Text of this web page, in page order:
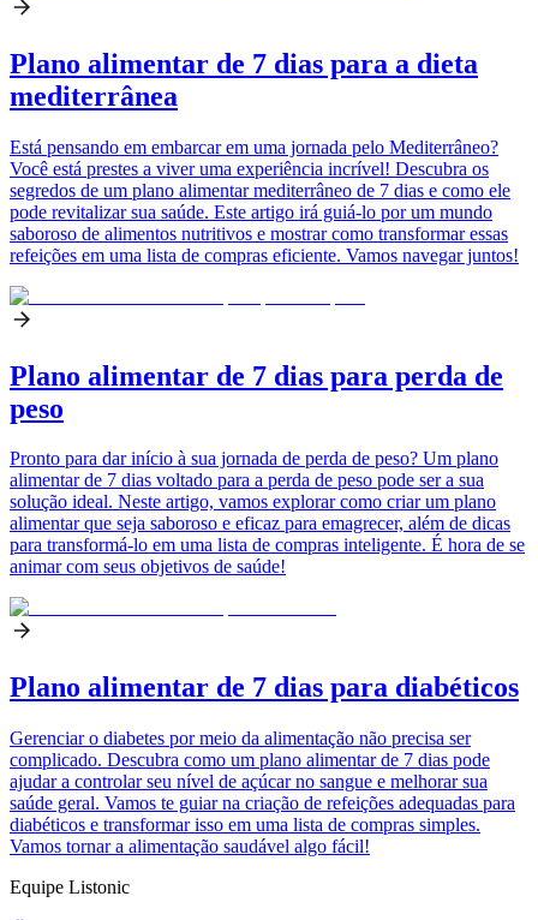
Plano alimentar de 7 dias para a dieta
mediterrânea
Está pensando em embarcar em uma jornada pelo Mediterrâneo?
Você está prestes a viver uma experiência incrível! Descubra os
segredos de um plano alimentar mediterrâneo de 7 dias e como ele
pode revitalizar sua saúde. Este artigo irá guiá-lo por um mundo
saboroso de alimentos nutritivos e mostrar como transformar essas
refeições em uma lista de compras eficiente. Vamos navegar juntos!
Plano alimentar de 7 dias para perda de
peso
Pronto para dar início à sua jornada de perda de peso? Um plano
alimentar de 7 dias voltado para a perda de peso pode ser a sua
solução ideal. Neste artigo, vamos explorar como criar um plano
alimentar que seja saboroso e eficaz para emagrecer, além de dicas
para transformá-lo em uma lista de compras inteligente. É hora de se
animar com seus objetivos de saúde!
Plano alimentar de 7 dias para diabéticos
Gerenciar o diabetes por meio da alimentação não precisa ser
complicado. Descubra como um plano alimentar de 7 dias pode
ajudar a controlar seu nível de açúcar no sangue e melhorar sua
saúde geral. Vamos te guiar na criação de refeições adequadas para
diabéticos e transformar isso em uma lista de compras simples.
Vamos tornar a alimentação saudável algo fácil!
Equipe Listonic